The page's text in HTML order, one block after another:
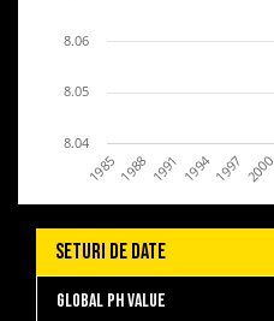
1985 1991 1997
1988 1994 2000
8.04
8.06
8.05
Seturi de date
Global pH value